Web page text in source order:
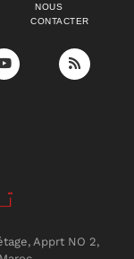
NOUS
CONTACTER
Apprt NO 2,